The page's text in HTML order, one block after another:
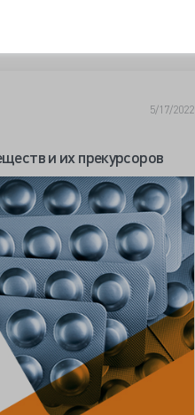
5/17/2022
и их прекурсоров